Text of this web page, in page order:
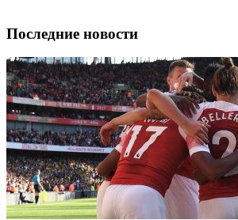
Последние новости